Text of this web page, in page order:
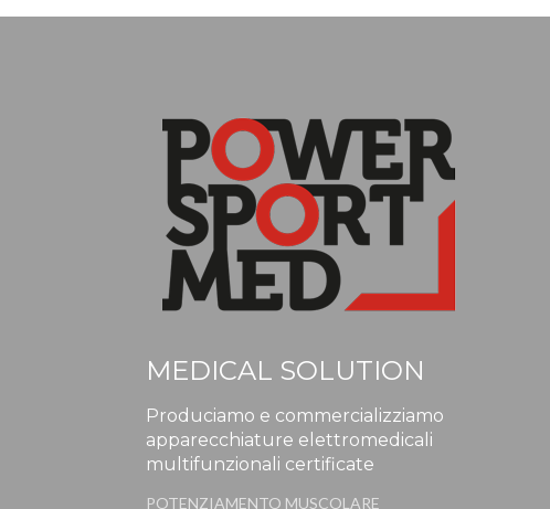
MEDICAL SOLUTION
Produciamo e commercializziamo
apparecchiature elettromedicali
multifunzionali certificate
POTENZIAMENTO MUSCOLARE